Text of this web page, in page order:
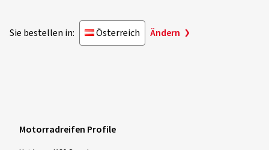
Sie bestellen in: Österreich Ändern
Motorradreifen Profile